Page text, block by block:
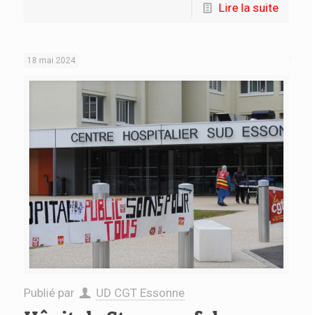
Lire la suite
18 mai 2024
Publié par UD CGT Essonne